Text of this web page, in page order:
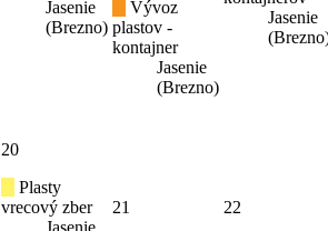
Jasenie
(Brezno)
Vývoz
plastov -
kontajner
Jasenie
(Brezno)
Jasenie
20
Plasty
vrecový zber
21 22